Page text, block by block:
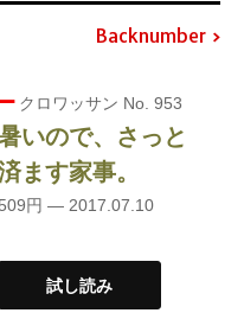
Backnumber
クロワッサン No. 953
いので、さっと
ます家事。
509円 — 2017.07.10
試し読み